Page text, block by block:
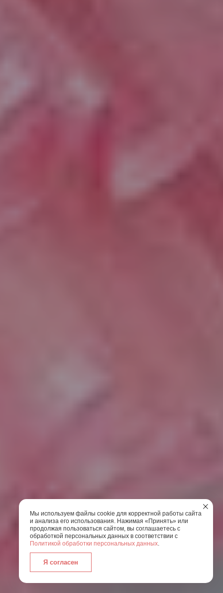
Мы используем файлы cookie для корректной работы сайта
и анализа его использования. Нажимая «Принять» или
продолжая пользоваться сайтом, вы соглашаетесь с
обработкой персональных данных в соответствии с
Политикой обработки персональных данных.
Я согласен